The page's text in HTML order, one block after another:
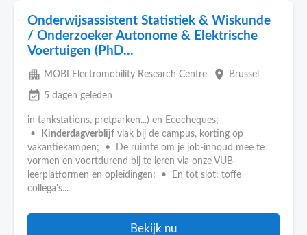
Onderwijsassistent Statistiek & Wiskunde
/ Onderzoeker Autonome & Elektrische
Voertuigen (PhD...
apartment MOBI Electromobility Research Centre place Brussel
event_available 5 dagen geleden
in tankstations, pretparken...) en Ecocheques;
•
Kinderdagverblijf vlak bij de campus, korting op
vakantiekampen; • De ruimte om je job-inhoud mee te
vormen en voortdurend bij te leren via onze VUB-
leerplatformen en opleidingen; • En tot slot: toffe
collega's...
Bekijk nu